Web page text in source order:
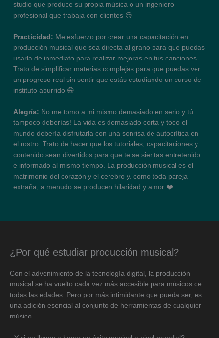
studio que produce su propia música o un ingeniero
profesional que trabaja con clientes 😏
Practicidad: Me esfuerzo por crear una capacitación en
producción musical que sea directa al grano para que puedas
usarla de inmediato para realizar mejoras en tus canciones.
Trato de simplificar materias complejas para que puedas ver
un progreso real sin sentir que estás estudiando un curso de
instituto aburrido 😄
Alegría: No me tomo a mi mismo demasiado en serio y tú
tampoco deberías! La vida es demasiado corta y todo el
mundo debería disfrutarla con una sonrisa de autocrítica en
el rostro. Trato de hacer que los tutoriales, capacitaciones y
contenido sean divertidos para que te se sientas entretenido
e informado al mismo tiempo. La producción musical es el
matrimonio del corazón y el cerebro y, como toda pareja
extraña, a menudo se producen hilaridad y amor ❤️
¿Por qué estudiar producción musical?
Con el advenimiento de la tecnología digital, la producción
musical se ha vuelto cada vez más accesible para músicos de
todas las edades. Pero por más intimidante que pueda ser, es
una adición esencial al conjunto de herramientas de cualquier
músico.